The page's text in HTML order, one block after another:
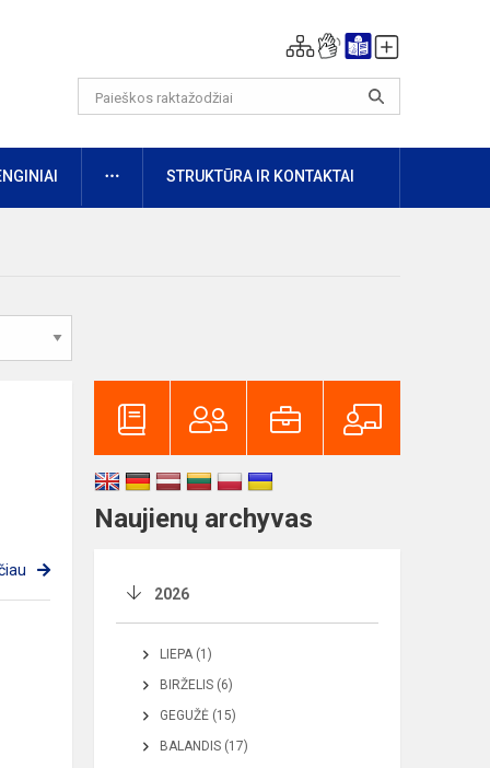
DAUGIAUSTRUKTŪRA IR KONTAKTAI
Naujienų archyvas
2026
LIEPA (1)
BIRŽELIS (6)
GEGUŽĖ (15)
BALANDIS (17)